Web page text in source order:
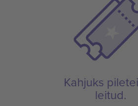
Kahjuks
leitud.